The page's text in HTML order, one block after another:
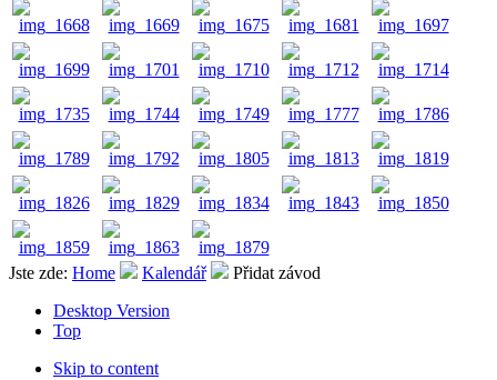
Jste zde: Home Kalendář
Přidat závod
Desktop Version
Top
Skip to content